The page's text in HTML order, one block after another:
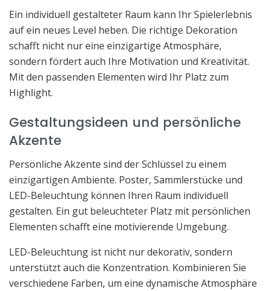
Ein individuell gestalteter Raum kann Ihr Spielerlebnis
auf ein neues Level heben. Die richtige Dekoration
schafft nicht nur eine einzigartige Atmosphäre,
sondern fördert auch Ihre Motivation und Kreativität.
Mit den passenden Elementen wird Ihr Platz zum
Highlight.
Gestaltungsideen und persönliche
Akzente
Persönliche Akzente sind der Schlüssel zu einem
einzigartigen Ambiente. Poster, Sammlerstücke und
LED-Beleuchtung können Ihren Raum individuell
gestalten. Ein gut beleuchteter Platz mit persönlichen
Elementen schafft eine motivierende Umgebung.
LED-Beleuchtung ist nicht nur dekorativ, sondern
unterstützt auch die Konzentration. Kombinieren Sie
verschiedene Farben, um eine dynamische Atmosphäre